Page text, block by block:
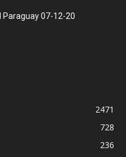
Paraguay 07-12-20
2471
728
236